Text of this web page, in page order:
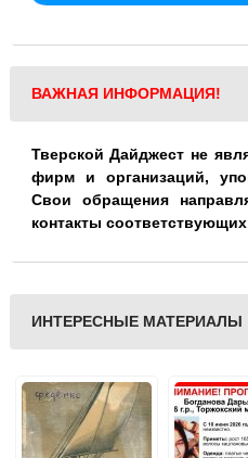
ВАЖНАЯ ИНФОРМАЦИЯ!
Тверской Дайджест не
фирм и организаций,
Свои обращения
контакты
ИНТЕРЕСНЫЕ МАТЕРИАЛЫ